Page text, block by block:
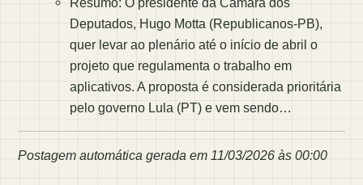
Deputados, Hugo Motta (Republicanos-PB),
quer levar ao plenário até o início de abril o
projeto que regulamenta o trabalho em
aplicativos. A proposta é considerada prioritária
pelo governo Lula (PT) e vem sendo…
Postagem automática gerada em 11/03/2026 às 00:00